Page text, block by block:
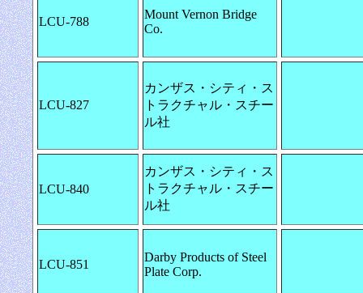
LCU-788
Mount Vernon Bridge
Co.
LCU-827
カンザス・シティ・ス
トラクチャル・スチー
ル社
LCU-840
カンザス・シティ・ス
トラクチャル・スチー
ル社
LCU-851
Darby Products of Steel
Plate Corp.